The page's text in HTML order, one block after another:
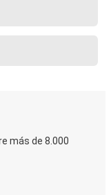
más de 8.000